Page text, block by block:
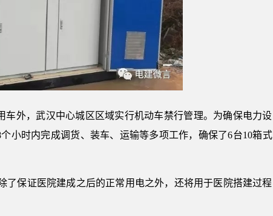
外，武汉中心城区区域实行机动车禁行管理。为确保电力设
小时内完成调货、装车、运输等多项工作，确保了6台10箱式
保证医院建成之后的正常用电之外，还将用于医院搭建过程